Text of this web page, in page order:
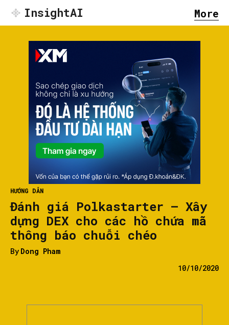
InsightAI More
HƯỚNG DẪN
Đánh giá Polkastarter – Xây
dựng DEX cho các hồ chứa mã
thông báo chuỗi chéo
By Dong Pham
10/10/2020